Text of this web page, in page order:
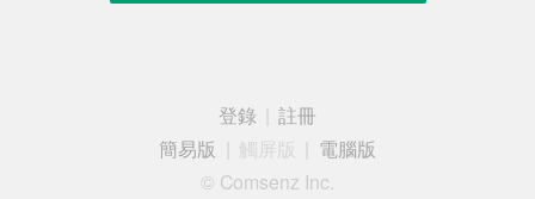
登錄
註冊
簡易版
觸屏版
電腦版
© Comsenz Inc.